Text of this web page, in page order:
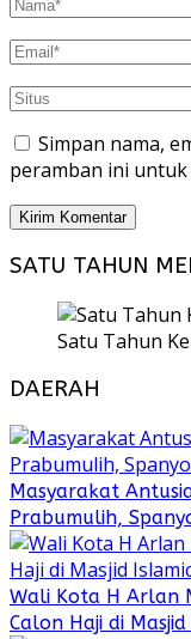
Simpan nama,
peramban ini
SATU TAHUN
Satu Tahun
DAERAH
Masyarakat
Prabumulih,
Wali Kota H Arlan
Calon Haji di